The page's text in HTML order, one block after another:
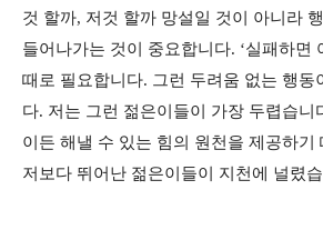
것 할까, 저것 할까 망설일 것이 아니라
들어나가는 것이 중요합니다. ‘실패하면
때로 필요합니다. 그런 두려움 없는 행동
다. 저는 그런 젊은이들이 가장 두렵습니
이든 해낼 수 있는 힘의 원천을 제공하기
저보다 뛰어난 젊은이들이 지천에 널렸